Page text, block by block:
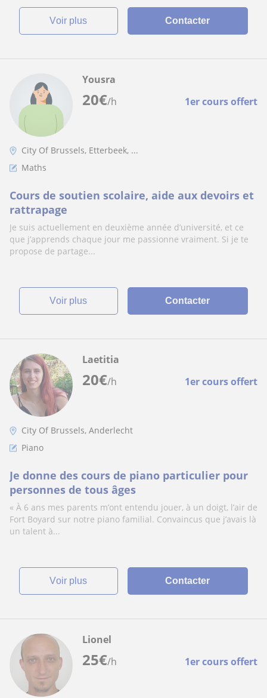
voir plus Contacter
20€/h 1er cours offert
Yousra
City Of Brussels, Etterbeek, ...
Maths
Cours de soutien scolaire, aide aux devoirs et
rattrapage
Je suis actuellement en deuxième année d’université, et ce
que j’apprends chaque jour me passionne vraiment. Si je te
propose de partage...
voir plus Contacter
20€/h 1er cours offert
Laetitia
City Of Brussels, Anderlecht
Piano
Je donne des cours de piano particulier pour
personnes de tous âges
« À 6 ans mes parents m’ont entendu jouer, à un doigt, l’air de
Fort Boyard sur notre piano familial. Convaincus que j’avais là
un talent à...
voir plus Contacter
25€/h 1er cours offert
Lionel